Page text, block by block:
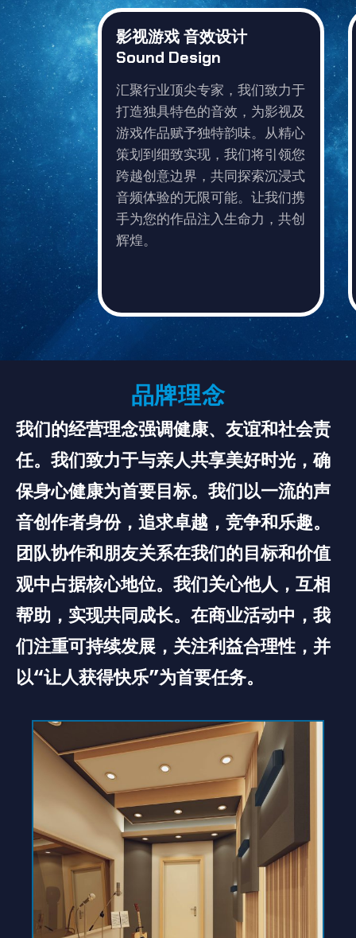
影视游戏 音效设计
Sound Design
汇聚行业顶尖专家，我们致力于
打造独具特色的音效，为影视及
游戏作品赋予独特韵味。从精心
策划到细致实现，我们将引领您
跨越创意边界，共同探索沉浸式
音频体验的无限可能。让我们携
手为您的作品注入生命力，共创
辉煌。
品牌理念
我们的经营理念强调健康、友谊和社会责
任。我们致力于与亲人共享美好时光，确
保身心健康为首要目标。我们以一流的声
音创作者身份，追求卓越，竞争和乐趣。
团队协作和朋友关系在我们的目标和价值
观中占据核心地位。我们关心他人，互相
帮助，实现共同成长。在商业活动中，我
们注重可持续发展，关注利益合理性，并
以“让人获得快乐”为首要任务。